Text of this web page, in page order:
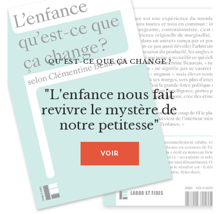
QU'EST-CE QUE ÇA CHANGE ?
"L'enfance nous fait
revivre le mystère de
notre petitesse"
VOIR